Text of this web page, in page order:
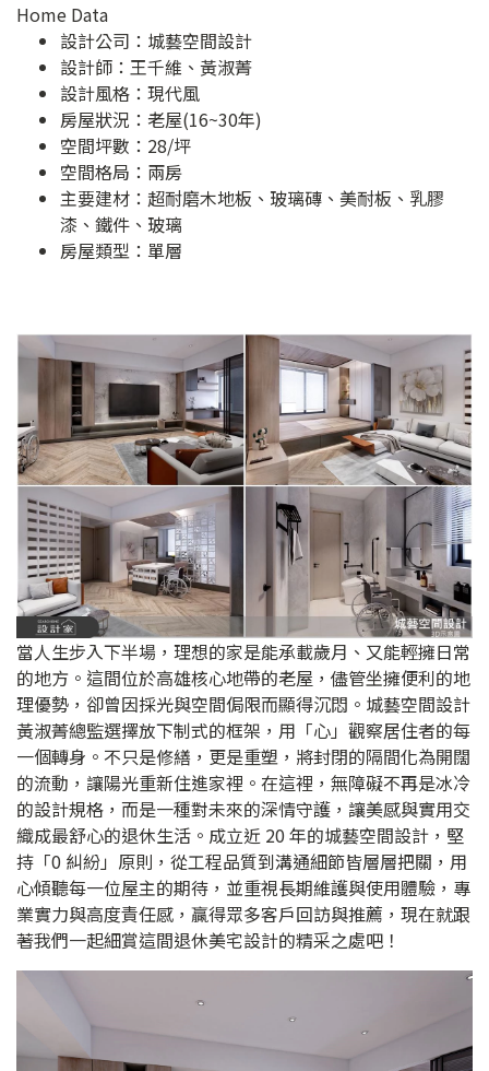
Home Data
設計公司： 城藝空間設計
設計師：王千維、黃淑菁
設計風格：現代風
房屋狀況：老屋(16~30年)
空間坪數：28/坪
空間格局：兩房
主要建材：超耐磨木地板、玻璃磚、美耐板、乳膠
漆、鐵件、玻璃
房屋類型：單層
當人生步入下半場，理想的家是能承載歲月、又能輕擁日常
的地方。這間位於高雄核心地帶的老屋，儘管坐擁便利的地
理優勢，卻曾因採光與空間侷限而顯得沉悶。城藝空間設計
黃淑菁總監選擇放下制式的框架，用「心」觀察居住者的每
一個轉身。不只是修繕，更是重塑，將封閉的隔間化為開闊
的流動，讓陽光重新住進家裡。在這裡，無障礙不再是冰冷
的設計規格，而是一種對未來的深情守護，讓美感與實用交
織成最舒心的退休生活。成立近 20 年的城藝空間設計，堅
持「0 糾紛」原則，從工程品質到溝通細節皆層層把關，用
心傾聽每一位屋主的期待，並重視長期維護與使用體驗，專
業實力與高度責任感，贏得眾多客戶回訪與推薦，現在就跟
著我們一起細賞這間退休美宅設計的精采之處吧！